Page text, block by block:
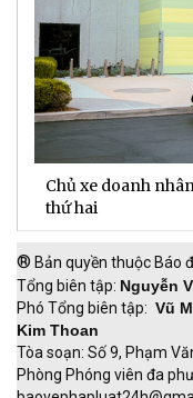
Chủ xe doanh
thứ hai
® Bản quyền thuộc Báo
Tổng biên tập: Nguyễn
Phó Tổng biên tập: Vũ
Kim Thoan
Tòa soạn: Số 9, Phạm
Phòng Phóng viên đa